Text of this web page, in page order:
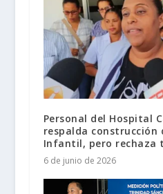
Personal del Hospital
respalda construcción
Infantil, pero rechaza
6 de junio de 2026